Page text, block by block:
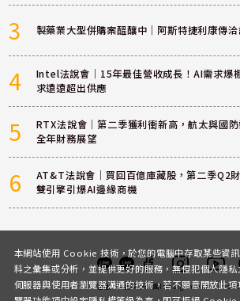
3 製藥業大型併購案醞釀中｜阿斯特捷利康傳
4
Intel法說會｜15年最佳營收成長！AI需求爆
求遠遠超出供應
5
RTX法說會｜第二季獲利衝新高，航太與國
全年財務展望
6
AT&T法說會｜買回百億庫藏股，第二季Q2
雙引擎引爆AI邊緣商機
客服 討論區粉絲團InstagramYoutube
本網站使用 Cookie 技術，於您的電腦中存取某些資
料之彙集或分析，並提供更好的服務，無侵犯個人隱
伺服器與使用者瀏覽器溝通的技術，若不願意開放此